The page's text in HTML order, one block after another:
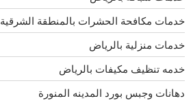
خدمات مكافحة الحشرات بالمنطقة الشرقية
خدمات منزلية بالرياض
خدمه تنظيف مكيفات بالرياض
دهانات وجبس بورد المدينه المنورة